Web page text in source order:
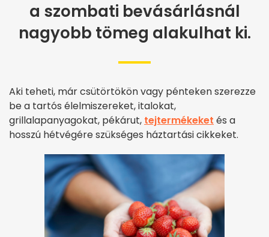
a szombati bevásárlásnál
nagyobb tömeg alakulhat ki.
Aki teheti, már csütörtökön vagy pénteken szerezze
be a tartós élelmiszereket, italokat,
grillalapanyagokat, pékárut, tejtermékeket és a
hosszú hétvégére szükséges háztartási cikkeket.